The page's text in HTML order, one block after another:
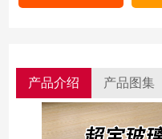
产品介绍 产品图集